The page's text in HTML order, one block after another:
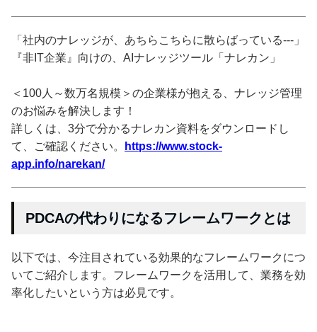
「社内のナレッジが、あちらこちらに散らばっている---」
『非IT企業』向けの、AIナレッジツール「ナレカン」
＜100人～数万名規模＞の企業様が抱える、ナレッジ管理
のお悩みを解決します！
詳しくは、3分で分かるナレカン資料をダウンロードし
て、ご確認ください。
https://www.stock-
app.info/narekan/
PDCAの代わりになるフレームワークとは
以下では、今注目されている効果的なフレームワークにつ
いてご紹介します。フレームワークを活用して、業務を効
率化したいという方は必見です。